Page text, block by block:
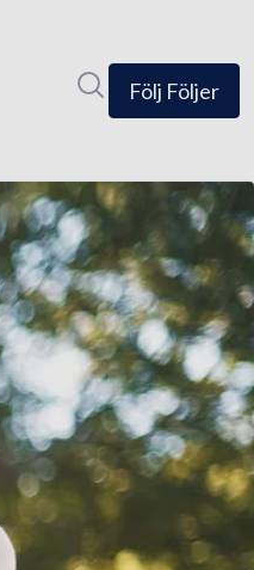
Följ Följer